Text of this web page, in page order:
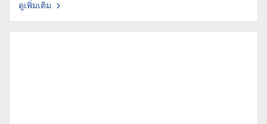
ดูเพิ่มเติม